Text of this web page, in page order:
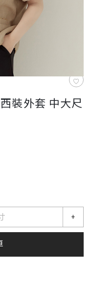
裝外套 中大尺
+